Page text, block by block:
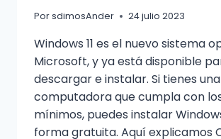
PorsdimosAnder 24 julio 2023
Windows 11 es el nuevo sistema
Microsoft, y ya está disponible
descargar e instalar. Si tienes una
computadora que cumpla con
mínimos, puedes instalar
forma gratuita. Aquí explicamos